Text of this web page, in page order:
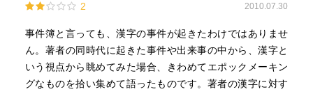
☆☆☆☆☆☆☆ おすすめ度
☆☆☆☆☆☆☆ 文章
☆☆☆☆☆☆☆ ストーリー
☆☆☆☆☆☆☆ メッセージ性
☆☆☆☆☆☆☆ 冒険性
2 2010.07.30
事件簿と言っても、漢字の事件が起きたわけではありませ
ん。著者の同時代に起きた事件や出来事の中から、漢字と
いう視点から眺めてみた場合、きわめてエポックメーキン
グなものを拾い集めて語ったものです。著者の漢字に対す